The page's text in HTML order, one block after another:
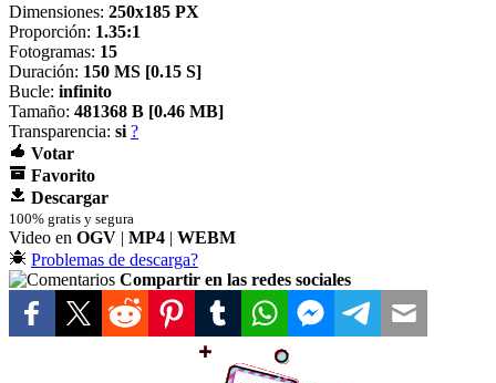
Dimensiones: 250x185 PX
Proporción: 1.35:1
Fotogramas: 15
Duración: 150 MS [0.15 S]
Bucle: infinito
Tamaño: 481368 B [0.46 MB]
Transparencia: si ?
Votar
Favorito
Descargar
100% gratis y segura
Video en OGV | MP4 | WEBM
Problemas de descarga?
Compartir en las redes sociales